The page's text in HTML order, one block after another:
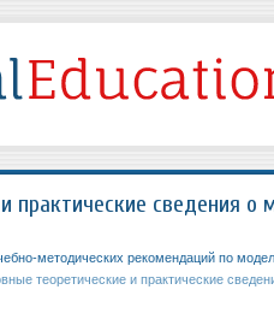
практические сведения
методических рекомендаций по
теоретические и практические